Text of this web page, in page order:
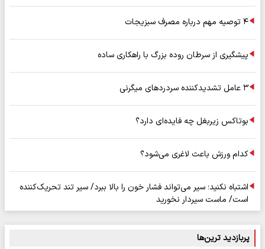
۴ توصیه مهم درباره مصرف سبزیجات
پیشگیری از سرطان روده بزرگ با راهکاری ساده
۳ عامل تشدیدکننده سردردهای میگرنی
بوتاکس زیربغل چه فایده‌ای دارد؟
کدام ورزش باعث لاغری می‌شود؟
اشتباه نکنید؛ سیر می‌تواند فشار خون را بالا ببرد/ سیر تند تحریک‌کننده
است/ ماست سیردار نخورید
پربازدید ترین‌ها